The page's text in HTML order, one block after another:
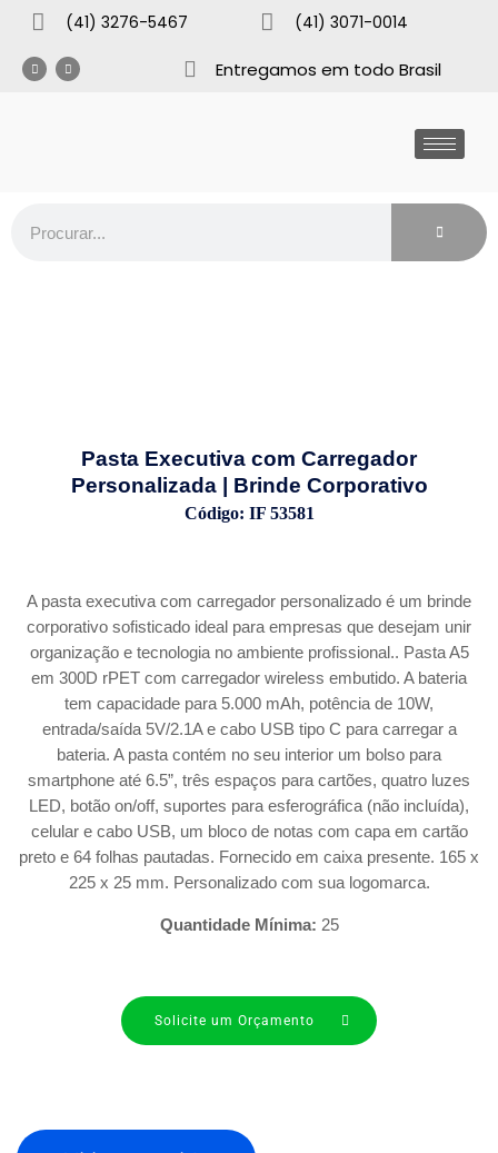
(41) 3276-5467 (41) 3071-0014
Entregamos em todo Brasil
Pasta Executiva com Carregador
Personalizada | Brinde Corporativo
Código: IF 53581
A pasta executiva com carregador personalizado é um brinde
corporativo sofisticado ideal para empresas que desejam unir
organização e tecnologia no ambiente profissional.. Pasta A5
em 300D rPET com carregador wireless embutido. A bateria
tem capacidade para 5.000 mAh, potência de 10W,
entrada/saída 5V/2.1A e cabo USB tipo C para carregar a
bateria. A pasta contém no seu interior um bolso para
smartphone até 6.5”, três espaços para cartões, quatro luzes
LED, botão on/off, suportes para esferográfica (não incluída),
celular e cabo USB, um bloco de notas com capa em cartão
preto e 64 folhas pautadas. Fornecido em caixa presente. 165 x
225 x 25 mm. Personalizado com sua logomarca.
Quantidade Mínima: 25
Solicite um Orçamento